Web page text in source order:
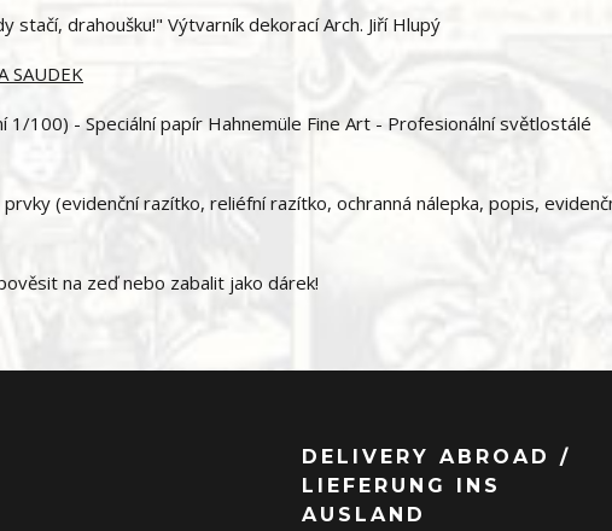
stačí, drahoušku!" Výtvarník dekorací Arch. Jiří Hlupý
SAUDEK
100) - Speciální papír Hahnemüle Fine Art - Profesionální světlostálé
(evidenční razítko, reliéfní razítko, ochranná nálepka, popis,
na zeď nebo zabalit jako dárek!
DELIVERY ABROAD /
LIEFERUNG INS
AUSLAND